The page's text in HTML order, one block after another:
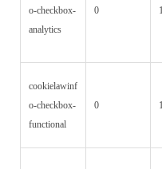
o-checkbox-
analytics
0
cookielawinf
o-checkbox-
functional
0